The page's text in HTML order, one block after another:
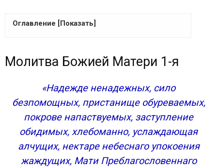
Оглавление [Показать]
Молитва Богородице 2-я
Молитва Богородице 4-я
Молитва первая
Молитва третья
Молитва четвертая
Перед иконой “Всех скорбящих радость”
Молитва Божией Матери перед Ея иконой,
Молитва Божией Матери 1-я
«Надежде ненадежных, сило
безпомощных, пристанище обуреваемых,
покрове напаствуемых, заступление
обидимых, хлебоманно, услаждающая
алчущих, нектаре небеснаго упокоения
жаждущих, Мати Преблагословеннаго